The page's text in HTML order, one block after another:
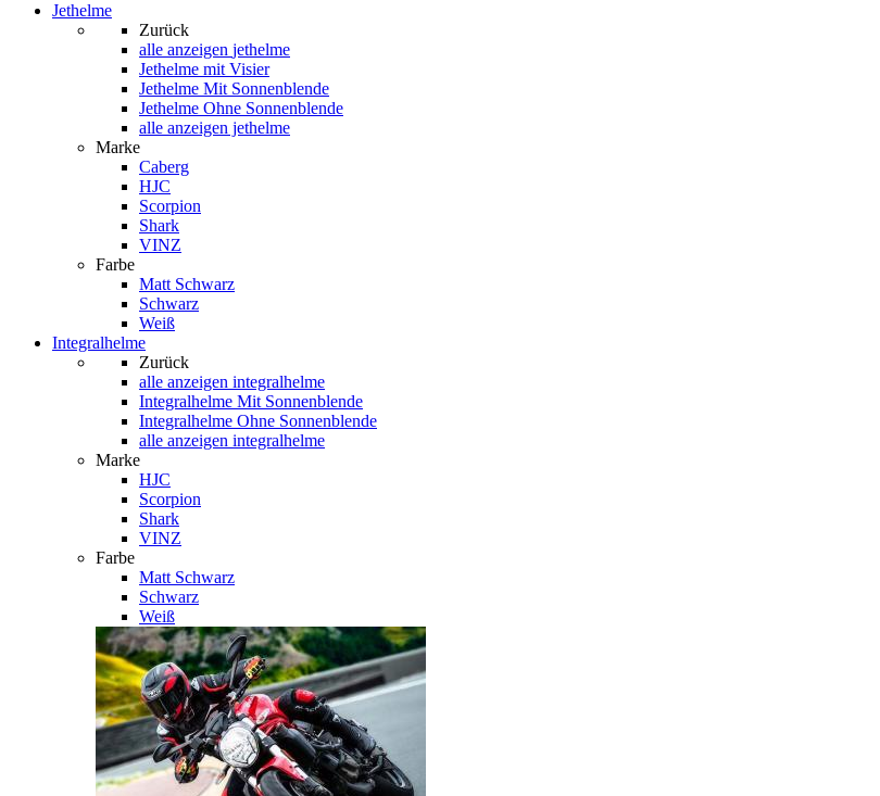
Jethelme
Zurück
alle anzeigen jethelme
Jethelme mit Visier
Jethelme Mit Sonnenblende
Jethelme Ohne Sonnenblende
alle anzeigen jethelme
Marke
Caberg
HJC
Scorpion
Shark
VINZ
Farbe
Matt Schwarz
Schwarz
Weiß
Integralhelme
Zurück
alle anzeigen integralhelme
Integralhelme Mit Sonnenblende
Integralhelme Ohne Sonnenblende
alle anzeigen integralhelme
Marke
HJC
Scorpion
Shark
VINZ
Farbe
Matt Schwarz
Schwarz
Weiß